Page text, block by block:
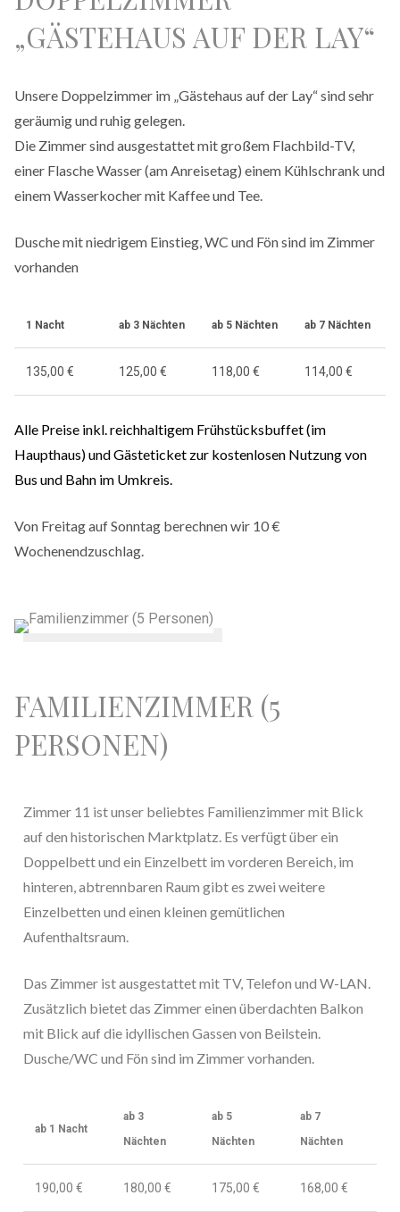
„GÄSTEHAUS AUF DER LAY“
Unsere Doppelzimmer im „Gästehaus auf der Lay“ sind sehr
geräumig und ruhig gelegen.
Die Zimmer sind ausgestattet mit großem Flachbild-TV,
einer Flasche Wasser (am Anreisetag) einem Kühlschrank und
einem Wasserkocher mit Kaffee und Tee.
Dusche mit niedrigem Einstieg, WC und Fön sind im Zimmer
vorhanden
1 Nacht ab 3 Nächten ab 5 Nächten ab 7 Nächten
135,00 € 125,00 € 118,00 € 114,00 €
Alle Preise inkl. reichhaltigem Frühstücksbuffet (im
Haupthaus) und Gästeticket zur kostenlosen Nutzung von
Bus und Bahn im Umkreis.
Von Freitag auf Sonntag berechnen wir 10 €
Wochenendzuschlag.
FAMILIENZIMMER (5
PERSONEN)
Zimmer 11 ist unser beliebtes Familienzimmer mit Blick
auf den historischen Marktplatz. Es verfügt über ein
Doppelbett und ein Einzelbett im vorderen Bereich, im
hinteren, abtrennbaren Raum gibt es zwei weitere
Einzelbetten und einen kleinen gemütlichen
Aufenthaltsraum.
Das Zimmer ist ausgestattet mit TV, Telefon und W-LAN.
Zusätzlich bietet das Zimmer einen überdachten Balkon
mit Blick auf die idyllischen Gassen von Beilstein.
Dusche/WC und Fön sind im Zimmer vorhanden.
ab 1 Nacht
ab 3
Nächten
ab 5
Nächten
ab 7
Nächten
190,00 € 180,00 € 175,00 € 168,00 €